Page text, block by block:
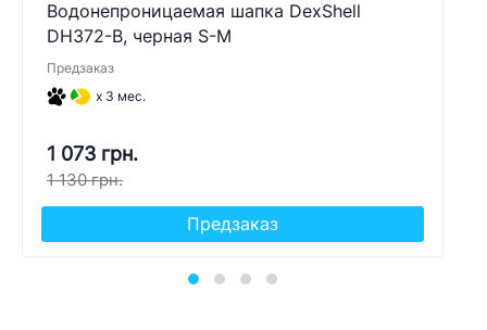
Водонепроницаемая шапка DexShell
DH372-B, черная S-M
Предзаказ
x 3 мес.
1 073 грн.
1 130 грн.
Предзаказ